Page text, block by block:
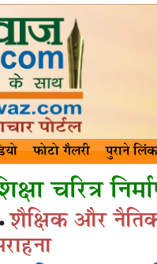
फोटो गैलरी पुराने लिंक
चरित्र
शैक्षिक और नैतिक